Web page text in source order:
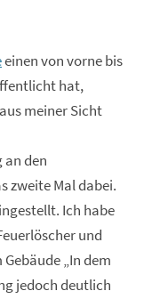
einen von vorne bis
hat,
meiner Sicht
an den
zweite Mal dabei.
Ich habe
und
„In dem
jedoch deutlich